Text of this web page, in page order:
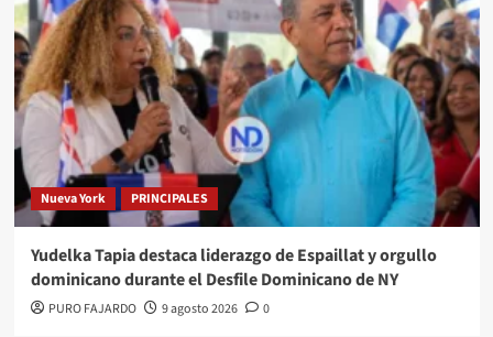
Nueva York PRINCIPALES
Yudelka Tapia destaca liderazgo de Espaillat y orgullo
dominicano durante el Desfile Dominicano de NY
PURO FAJARDO 9 agosto 2026 0